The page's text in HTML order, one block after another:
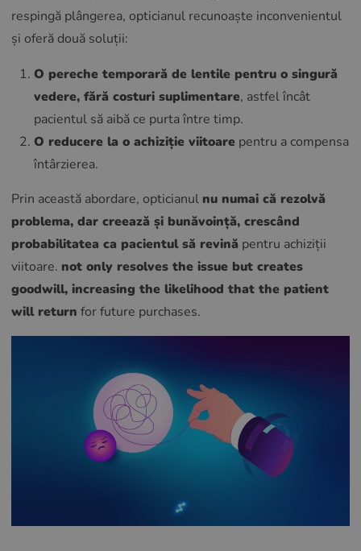
respingă plângerea, opticianul recunoaște inconvenientul
și oferă două soluții:
O pereche temporară de lentile pentru o singură
vedere, fără costuri suplimentare, astfel încât
pacientul să aibă ce purta între timp.
O reducere la o achiziție viitoare pentru a compensa
întârzierea.
Prin această abordare, opticianul nu numai că rezolvă
problema, dar creează și bunăvoință, crescând
probabilitatea ca pacientul să revină pentru achiziții
viitoare. not only resolves the issue but creates
goodwill, increasing the likelihood that the patient
will return for future purchases.